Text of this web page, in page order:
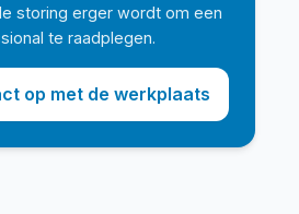
storing erger wordt om een
te raadplegen.
op met de werkplaats